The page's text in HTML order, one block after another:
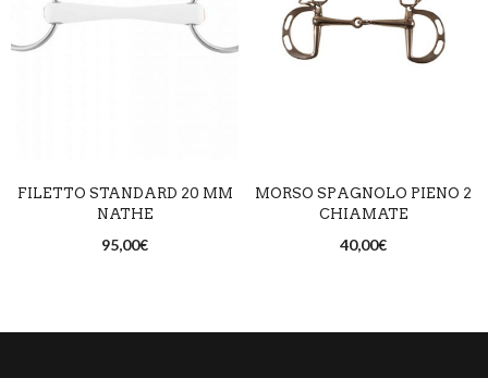
FILETTO STANDARD 20 MM
NATHE
95,00€
MORSO SPAGNOLO PIENO 2
CHIAMATE
40,00€